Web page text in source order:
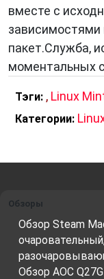
вместе с
зависимостями
пакет.Служба,
моментальных
Тэги: , Linux
Категории:
Обзоры
Обзор Steam
Обзор AOC